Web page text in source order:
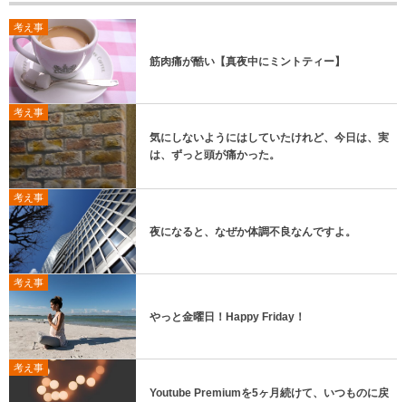
考え事
筋肉痛が酷い【真夜中にミントティー】
考え事
気にしないようにはしていたけれど、今日は、実
は、ずっと頭が痛かった。
考え事
夜になると、なぜか体調不良なんですよ。
考え事
やっと金曜日！Happy Friday！
考え事
Youtube Premiumを5ヶ月続けて、いつものに戻